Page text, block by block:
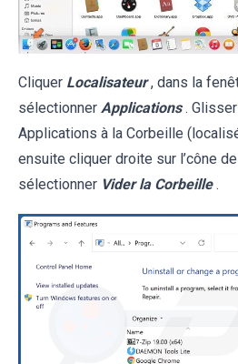
Cliquer Localisateur , dans la
sélectionner Applications .
Applications à la Corbeille
ensuite cliquer droite sur l’cône
sélectionner Vider la Corbeille .